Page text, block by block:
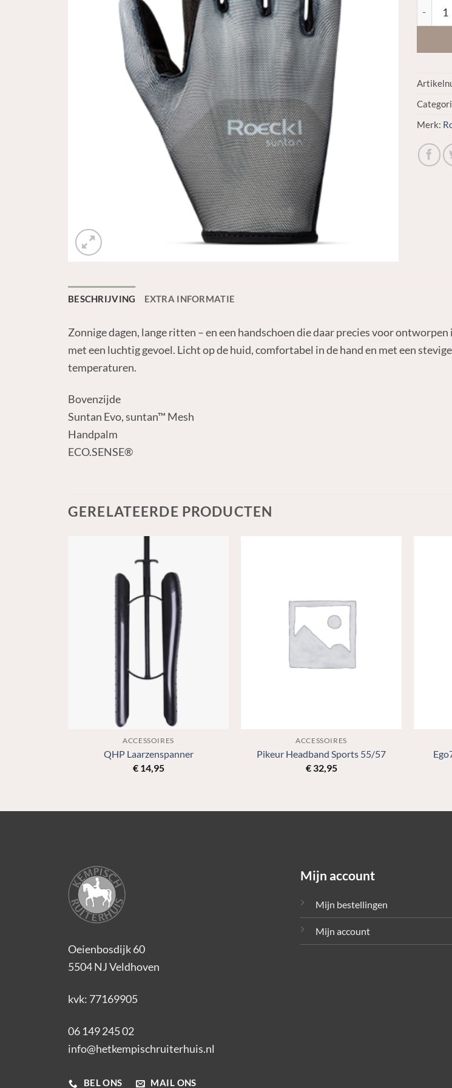
Merk:
BESCHRIJVING EXTRA INFORMATIE
Zonnige dagen, lange ritten – en een handschoen die daar precies voor
met een luchtig gevoel. Licht op de huid, comfortabel in de hand en met een
temperaturen.
Bovenzijde
Suntan Evo, suntan™ Mesh
Handpalm
ECO.SENSE®
GERELATEERDE PRODUCTEN
ACCESSOIRES
QHP Laarzenspanner
€14,95
ACCESSOIRES
Pikeur Headband Sports 55/57
€32,95
Oeienbosdijk 60
5504 NJ Veldhoven
kvk: 77169905
06 149 245 02
info@hetkempischruiterhuis.nl
BEL ONS MAIL ONS
Mijn account
Mijn bestellingen
Mijn account